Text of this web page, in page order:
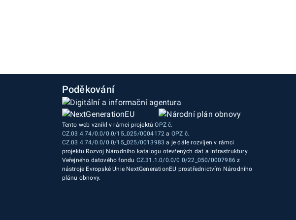
Poděkování
Tento web vznikl v rámci projektůOPZ č.
CZ.03.4.74/0.0/0.0/15_025/0004172 a OPZ č.
CZ.03.4.74/0.0/0.0/15_025/0013983 a je dále rozvíjen v rámci
projektu Rozvoj Národního katalogu otevřených dat a infrastruktury
Veřejného datového fondu CZ.31.1.0/0.0/0.0/22_050/0007986 z
nástroje Evropské Unie NextGenerationEU prostřednictvím Národního
plánu obnovy.